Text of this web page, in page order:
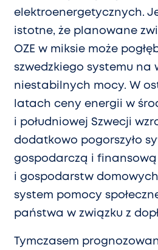
elektroenergetycznych.
istotne, że planowane
OZE w miksie może
szwedzkiego systemu na
niestabilnych mocy. W
latach ceny energii w
i południowej Szwecji
dodatkowo pogorszyło
gospodarczą i finansową
i gospodarstw
system pomocy
państwa w związku z
Tymczasem